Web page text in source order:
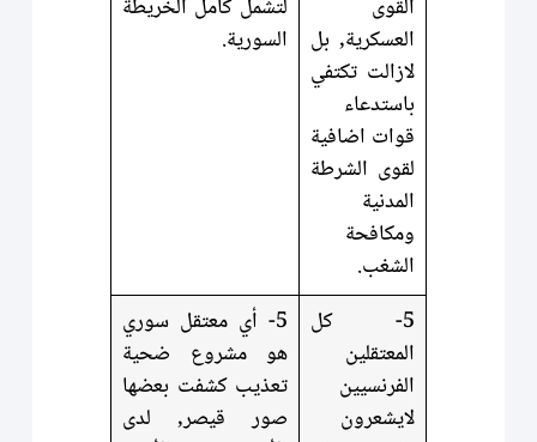
القوى
العسكرية, بل
لازالت تكتفي
باستدعاء
قوات اضافية
لقوى الشرطة
المدنية
ومكافحة
الشغب.
لتشمل كامل الخريطة
السورية.
5- كل
المعتقلين
الفرنسيين
لايشعرون
5- أي معتقل سوري
هو مشروع ضحية
تعذيب كشفت بعضها
صور قيصر, لدى